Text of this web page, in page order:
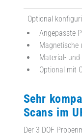
Optional
Angepasste
Magnetische
Material-
Optional mit
Sehr
Scans im
Der 3 DOF